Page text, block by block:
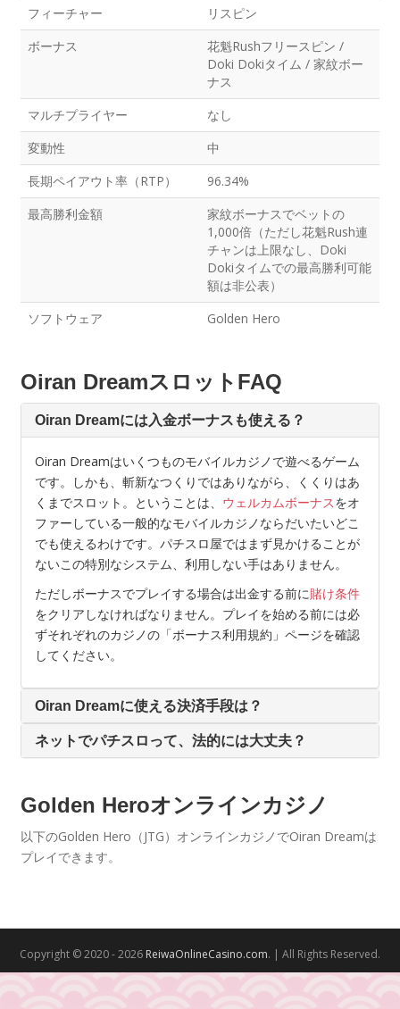
フィーチャー
リスピン
ボーナス
花魁Rushフリースピン /
Doki Dokiタイム / 家紋ボー
ナス
マルチプライヤー
なし
変動性
中
長期ペイアウト率（RTP）
96.34%
最高勝利金額
家紋ボーナスでベットの
1,000倍（ただし花魁Rush連
チャンは上限なし、Doki
Dokiタイムでの最高勝利可能
額は非公表）
ソフトウェア
Golden Hero
Oiran DreamスロットFAQ
Oiran Dreamには入金ボーナスも使える？
Oiran Dreamはいくつものモバイルカジノで遊べるゲーム
です。しかも、斬新なつくりではありながら、くくりはあ
くまでスロット。ということは、 ウェルカムボーナスをオ
ファーしている一般的なモバイルカジノならだいたいどこ
でも使えるわけです。パチスロ屋ではまず見かけることが
ないこの特別なシステム、利用しない手はありません。
ただしボーナスでプレイする場合は出金する前に賭け条件
をクリアしなければなりません。プレイを始める前には必
ずそれぞれのカジノの「ボーナス利用規約」ページを確認
してください。
Oiran Dreamに使える決済手段は？
ネットでパチスロって、法的には大丈夫？
Golden Heroオンラインカジノ
以下のGolden Hero（JTG）オンラインカジノでOiran Dreamは
プレイできます。
Copyright © 2020 - 2026 ReiwaOnlineCasino.com. | All Rights Reserved.